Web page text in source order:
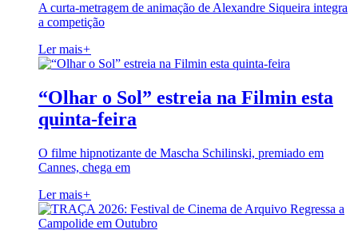
A curta-metragem de animação de Alexandre Siqueira integra
a competição
Ler mais+
“Olhar o Sol” estreia na Filmin esta
quinta-feira
O filme hipnotizante de Mascha Schilinski, premiado em
Cannes, chega em
Ler mais+